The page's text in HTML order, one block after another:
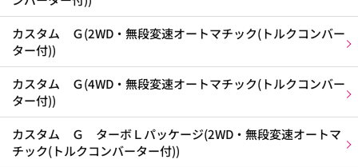
カスタム Ｇ(2WD・無段変速オートマチック(トルクコンバー
ター付))
カスタム Ｇ(4WD・無段変速オートマチック(トルクコンバー
ター付))
カスタム Ｇ ターボＬパッケージ(2WD・無段変速オートマ
チック(トルクコンバーター付))